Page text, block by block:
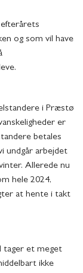
efterårets
og som vil have
i Præstø
er
betales
undgår arbejdet
Allerede nu
hele 2024,
at hente i takt
tager et meget
ikke